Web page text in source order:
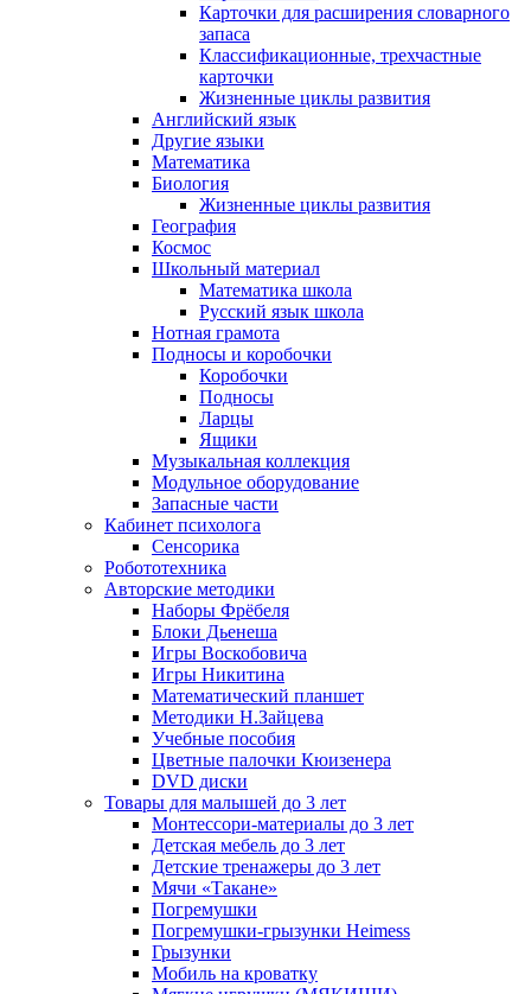
Карточки для расширения словарного
запаса
Классификационные, трехчастные
карточки
Жизненные циклы развития
Английский язык
Другие языки
Математика
Биология
Жизненные циклы развития
География
Космос
Школьный материал
Математика школа
Русский язык школа
Нотная грамота
Подносы и коробочки
Коробочки
Подносы
Ларцы
Ящики
Музыкальная коллекция
Модульное оборудование
Запасные части
Кабинет психолога
Сенсорика
Робототехника
Авторские методики
Наборы Фрёбеля
Блоки Дьенеша
Игры Воскобовича
Игры Никитина
Математический планшет
Методики Н.Зайцева
Учебные пособия
Цветные палочки Кюизенера
DVD диски
Товары для малышей до 3 лет
Монтессори-материалы до 3 лет
Детская мебель до 3 лет
Детские тренажеры до 3 лет
Мячи «Такане»
Погремушки
Погремушки-грызунки Heimess
Грызунки
Мобиль на кроватку